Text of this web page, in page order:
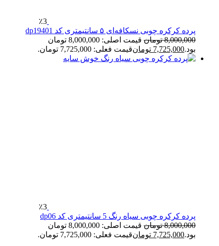
٪3
پرده کرکره چوبی نسکافه‌ای ۵ سانتیمتری کد dp19401
8,000,000 تومان
قیمت اصلی: 8,000,000 تومان
بود.7,725,000 تومانقیمت فعلی: 7,725,000 تومان.
٪3
پرده کرکره چوبی سیاه رنگ 5 سانتیمتری کد dp06
8,000,000 تومان
قیمت اصلی: 8,000,000 تومان
بود.7,725,000 تومانقیمت فعلی: 7,725,000 تومان.